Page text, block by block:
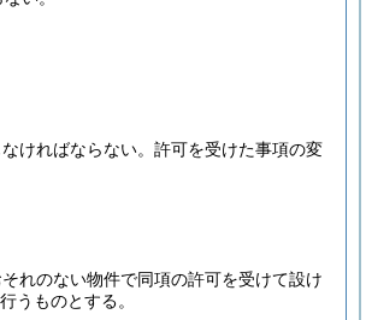
ければならない。 許可を受けた事項の変
れのない物件で同項の許可を受けて設け
うものとする。